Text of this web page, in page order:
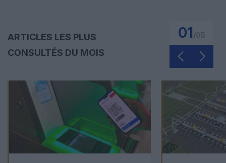
ARTICLES LES PLUS
CONSULTÉS DU MOIS
01